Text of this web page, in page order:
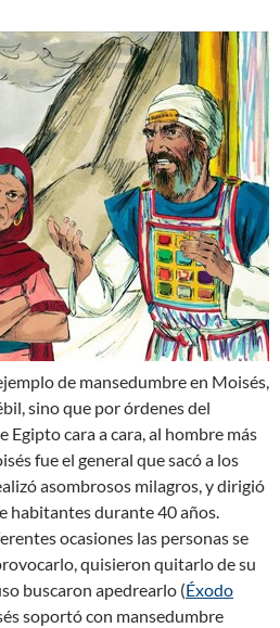
de mansedumbre en Moisés,
sino que por órdenes del
Egipto cara a cara, al hombre más
fue el general que sacó a los
asombrosos milagros, y dirigió
habitantes durante 40 años.
ocasiones las personas se
quisieron quitarlo de su
buscaron apedrearlo (Éxodo
soportó con mansedumbre